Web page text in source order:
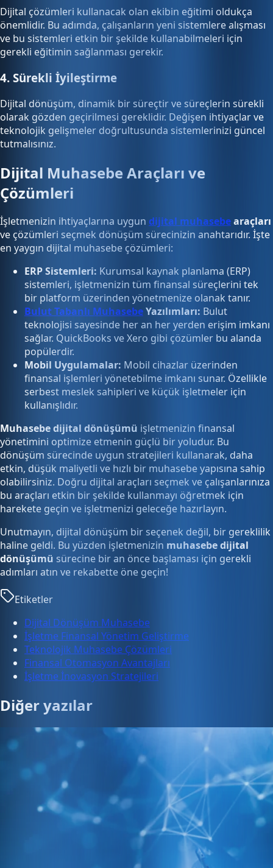
Dijital çözümleri kullanacak olan ekibin eğitimi oldukça
önemlidir. Bu adımda, çalışanların yeni sistemlere alışması
ve bu sistemleri etkin bir şekilde kullanabilmeleri için
gerekli eğitimin sağlanması gerekir.
4. Sürekli İyileştirme
Dijital dönüşüm, dinamik bir süreçtir ve süreçlerin sürekli
olarak gözden geçirilmesi gereklidir. Değişen ihtiyaçlar ve
teknolojik gelişmeler doğrultusunda sistemlerinizi güncel
tutmalısınız.
Dijital Muhasebe Araçları ve
Çözümleri
İşletmenizin ihtiyaçlarına uygun dijital muhasebearaçları
ve çözümleri seçmek dönüşüm sürecinizin anahtarıdır. İşte
en yaygın dijital muhasebe çözümleri:
ERP Sistemleri: Kurumsal kaynak planlama (ERP)
sistemleri, işletmenizin tüm finansal süreçlerini tek
bir platform üzerinden yönetmenize olanak tanır.
Bulut Tabanlı MuhasebeYazılımları: Bulut
teknolojisi sayesinde her an her yerden erişim imkanı
sağlar. QuickBooks ve Xero gibi çözümler bu alanda
popülerdir.
Mobil Uygulamalar: Mobil cihazlar üzerinden
finansal işlemleri yönetebilme imkanı sunar. Özellikle
serbest meslek sahipleri ve küçük işletmeler için
kullanışlıdır.
Muhasebe dijital dönüşümü işletmenizin finansal
yönetimini optimize etmenin güçlü bir yoludur. Bu
dönüşüm sürecinde uygun stratejileri kullanarak, daha
etkin, düşük maliyetli ve hızlı bir muhasebe yapısına sahip
olabilirsiniz. Doğru dijital araçları seçmek ve çalışanlarınıza
bu araçları etkin bir şekilde kullanmayı öğretmek için
harekete geçin ve işletmenizi geleceğe hazırlayın.
Unutmayın, dijital dönüşüm bir seçenek değil, bir gereklilik
haline geldi. Bu yüzden işletmenizin muhasebe dijital
dönüşümü sürecine bir an önce başlaması için gerekli
adımları atın ve rekabette öne geçin!
Etiketler
Dijital Dönüşüm Muhasebe
İşletme Finansal Yönetim Geliştirme
Teknolojik Muhasebe Çözümleri
Finansal Otomasyon Avantajları
İşletme İnovasyon Stratejileri
Diğer yazılar